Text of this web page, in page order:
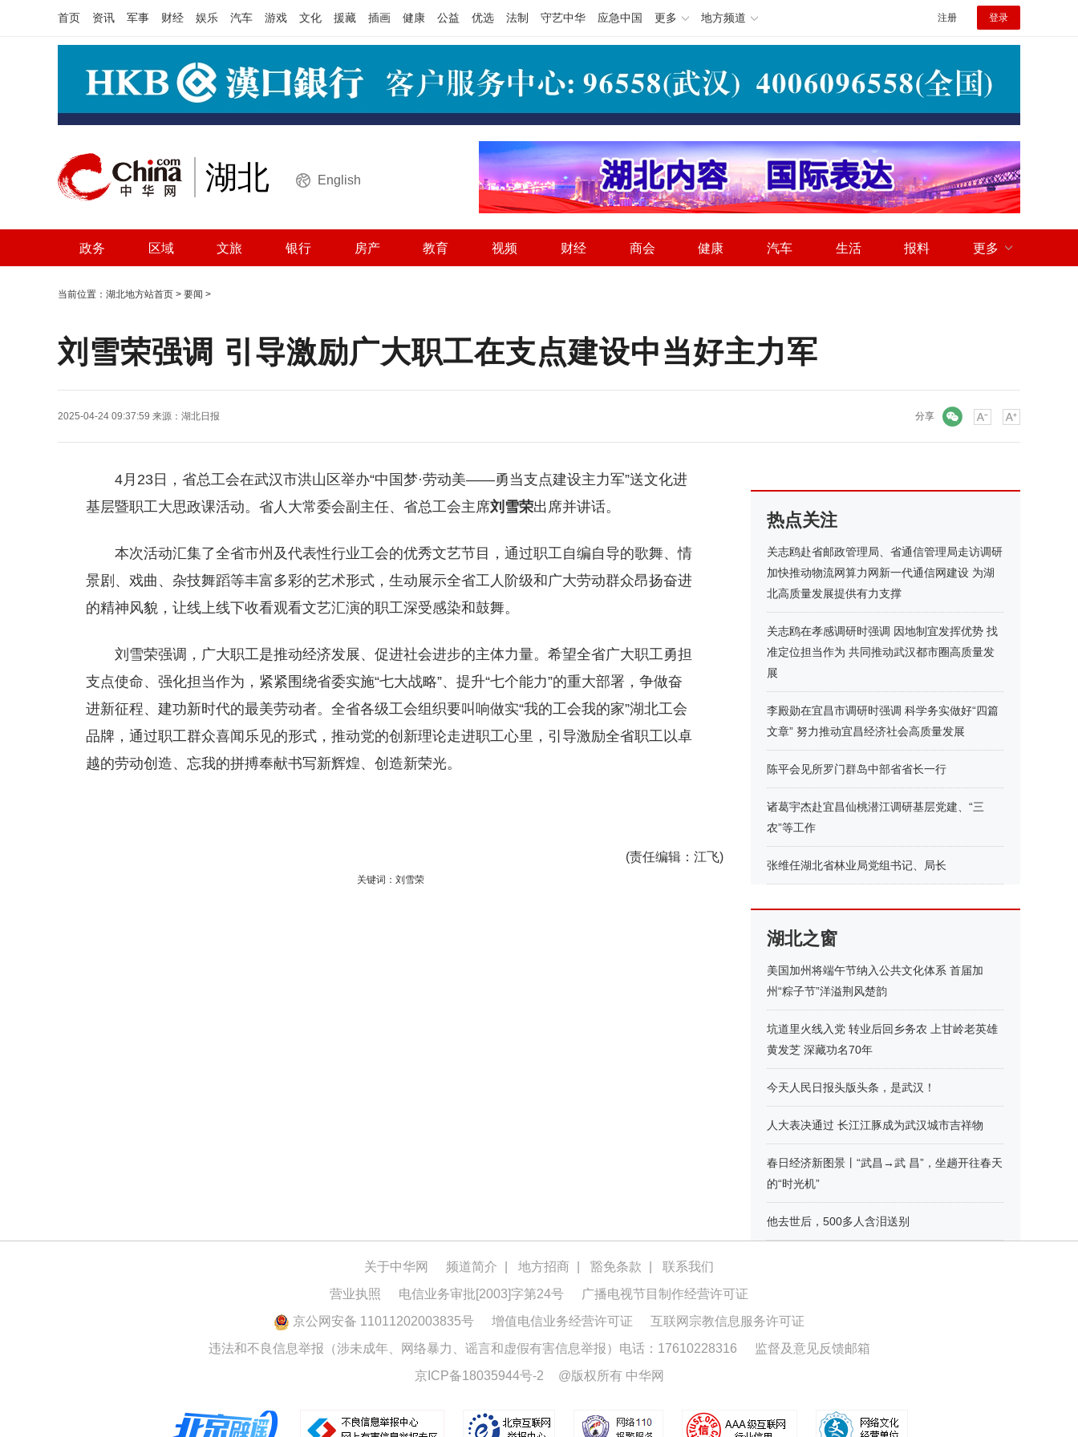
首页 资讯 军事 财经 娱乐 汽车 游戏 文化 援藏 插画 健康 公益 优选 法制 守艺中华 应急中国 更多 地方频道 注册 登录
湖北 English
政务 区域 文旅 银行 房产 教育 视频 财经 商会 健康 汽车 生活 报料 更多
当前位置： 湖北地方站首页 > 要闻 >
刘雪荣强调 引导激励广大职工在支点建设中当好主力军
2025-04-24 09:37:59 来源： 湖北日报 分享
4月23日，省总工会在武汉市洪山区举办“中国梦·劳动美——勇当支点建设主力军”送文化进
基层暨职工大思政课活动。省人大常委会副主任、省总工会主席刘雪荣出席并讲话。
本次活动汇集了全省市州及代表性行业工会的优秀文艺节目，通过职工自编自导的歌舞、情
景剧、戏曲、杂技舞蹈等丰富多彩的艺术形式，生动展示全省工人阶级和广大劳动群众昂扬奋进
的精神风貌，让线上线下收看观看文艺汇演的职工深受感染和鼓舞。
刘雪荣强调，广大职工是推动经济发展、促进社会进步的主体力量。希望全省广大职工勇担
支点使命、强化担当作为，紧紧围绕省委实施“七大战略”、提升“七个能力”的重大部署，争做奋
进新征程、建功新时代的最美劳动者。全省各级工会组织要叫响做实“我的工会我的家”湖北工会
品牌，通过职工群众喜闻乐见的形式，推动党的创新理论走进职工心里，引导激励全省职工以卓
越的劳动创造、忘我的拼搏奉献书写新辉煌、创造新荣光。
(责任编辑 ：江飞)
关键词：刘雪荣
热点关注
关志鸥赴省邮政管理局、省通信管理局走访调研
加快推动物流网算力网新一代通信网建设 为湖
北高质量发展提供有力支撑
关志鸥在孝感调研时强调 因地制宜发挥优势 找
准定位担当作为 共同推动武汉都市圈高质量发
展
李殿勋在宜昌市调研时强调 科学务实做好“四篇
文章” 努力推动宜昌经济社会高质量发展
陈平会见所罗门群岛中部省省长一行
诸葛宇杰赴宜昌仙桃潜江调研基层党建、“三
农”等工作
张维任湖北省林业局党组书记、局长
湖北之窗
美国加州将端午节纳入公共文化体系 首届加
州“粽子节”洋溢荆风楚韵
坑道里火线入党 转业后回乡务农 上甘岭老英雄
黄发芝 深藏功名70年
今天人民日报头版头条，是武汉！
人大表决通过 长江江豚成为武汉城市吉祥物
春日经济新图景丨“武昌→武 昌”，坐趟开往春天
的“时光机”
他去世后，500多人含泪送别
关于中华网 频道简介 地方招商 豁免条款
联系我们
营业执照
电信业务审批[2003]字第24号
广播电视节目制作经营许可证
京公网安备 11011202003835号
增值电信业务经营许可证
互联网宗教信息服务许可证
违法和不良信息举报（涉未成年、网络暴力、谣言和虚假有害信息举报）电话：17610228316
监督及意见反馈邮箱
京ICP备18035944号-2
@版权所有 中华网